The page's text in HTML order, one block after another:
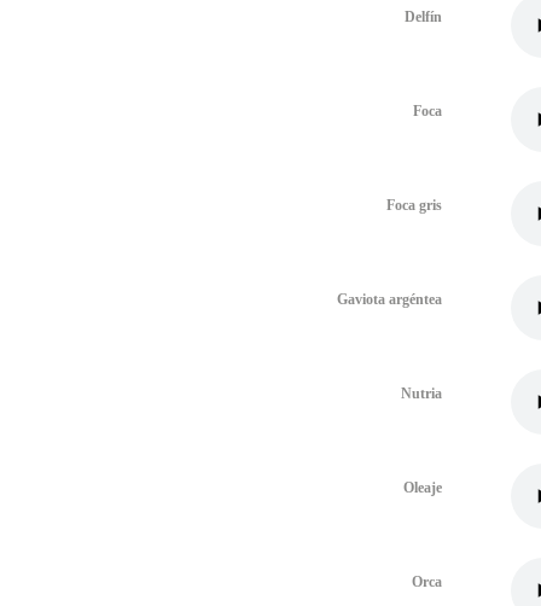
Delfín
Foca
Foca gris
Gaviota argéntea
Nutria
Oleaje
Orca